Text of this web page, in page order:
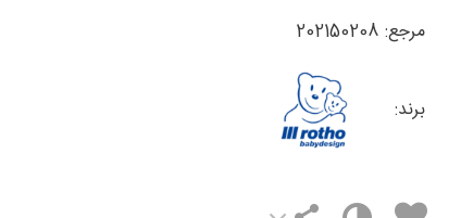
مرجع: 202150208
برند: